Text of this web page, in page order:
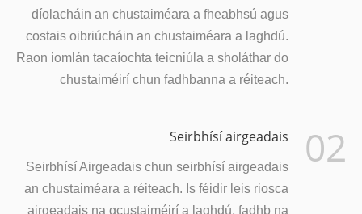
díolacháin an chustaiméara a fheabhsú agus
costais oibriúcháin an chustaiméara a laghdú.
Raon iomlán tacaíochta teicniúla a sholáthar do
chustaiméirí chun fadhbanna a réiteach.
02
Seirbhísí airgeadais
Seirbhísí Airgeadais chun seirbhísí airgeadais
an chustaiméara a réiteach. Is féidir leis riosca
airgeadais na gcustaiméirí a laghdú, fadhb na